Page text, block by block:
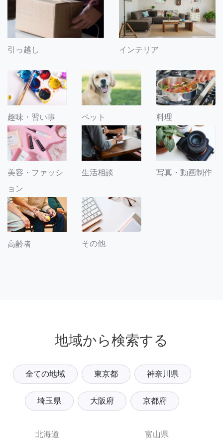
引っ越し インテリア
趣味・習い事 ペット 料理
美容・ファッシ
ョン
生活相談 写真・動画制作
高齢者 その他
地域から検索する
全ての地域 東京都 神奈川県
埼玉県 大阪府 京都府
北海道
富山県